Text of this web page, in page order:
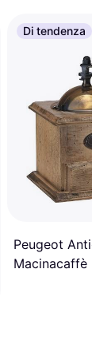
Di tendenza
Peugeot
Macinacaffè